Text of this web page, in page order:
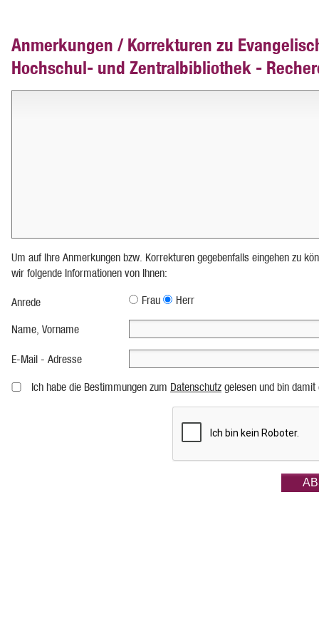
Anmerkungen / Korrekturen zu
Hochschul- und Zentralbibliothek -
Um auf Ihre Anmerkungen bzw. Korrekturen gegebenfalls eingehen zu
wir folgende Informationen von Ihnen:
Anrede Frau Herr
Name, Vorname
E-Mail - Adresse
Ich habe die Bestimmungen zum Datenschutz gelesen und bin